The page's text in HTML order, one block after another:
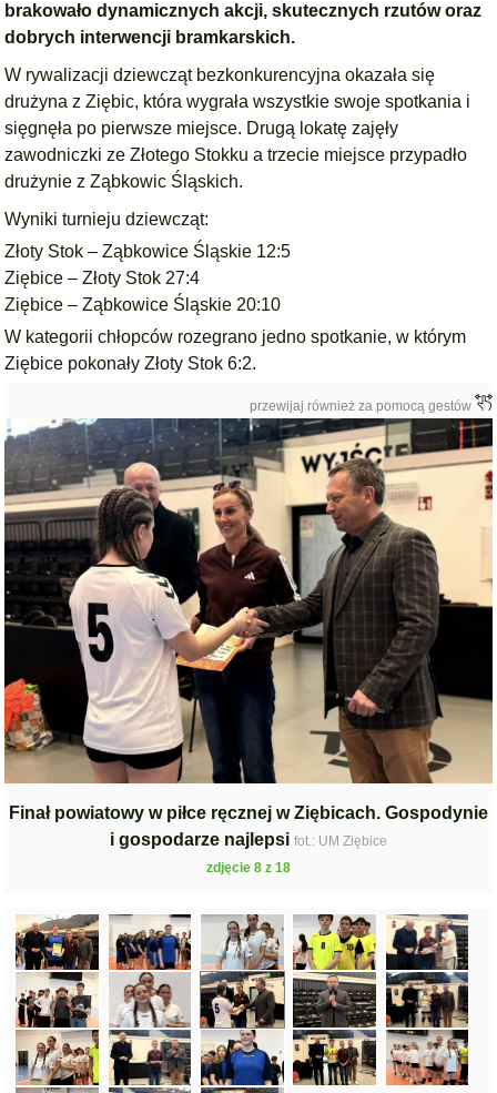
brakowało dynamicznych akcji, skutecznych rzutów oraz
dobrych interwencji bramkarskich.
W rywalizacji dziewcząt bezkonkurencyjna okazała się
drużyna zZiębic, która wygrała wszystkie swoje spotkania i
sięgnęła po pierwsze miejsce. Drugą lokatę zajęły
zawodniczki zeZłotego Stokku a trzecie miejsce przypadło
drużynie zZąbkowic Śląskich.
Wyniki turnieju dziewcząt:
Złoty Stok – Ząbkowice Śląskie 12:5
Ziębice – Złoty Stok 27:4
Ziębice – Ząbkowice Śląskie 20:10
W kategorii chłopców rozegrano jedno spotkanie, w którym
Ziębice pokonałyZłoty Stok 6:2.
przewijaj również za pomocą gestów
Finał powiatowy w piłce ręcznej w Ziębicach. Gospodynie
i gospodarze najlepsi fot.: UM Ziębice
zdjęcie 8 z 18